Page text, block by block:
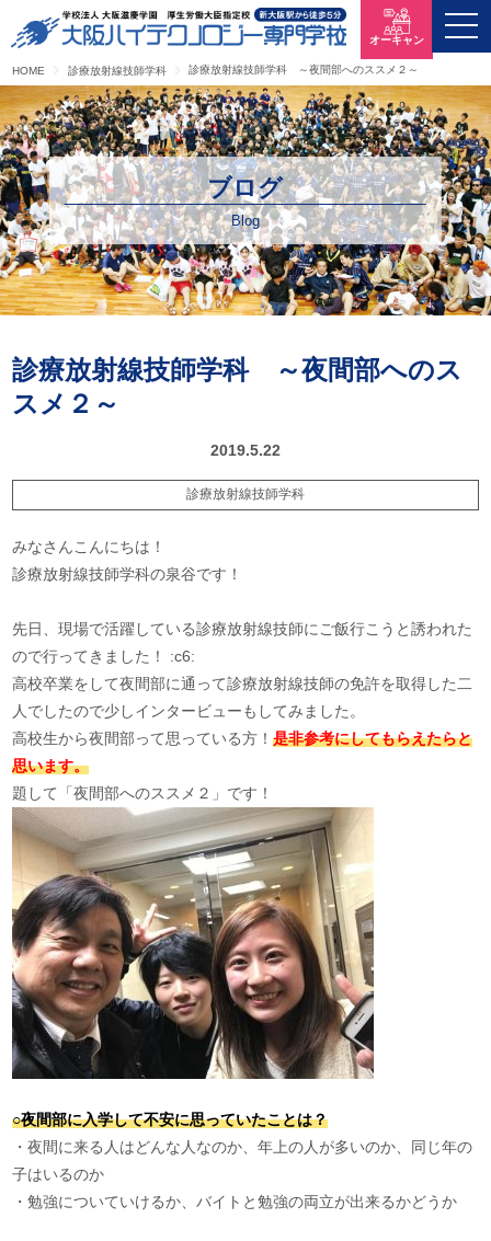
HOME 診療放射線技師学科 診療放射線技師学科 ～夜間部へのススメ２～
オーキャン
ブログ
Blog
診療放射線技師学科 ～夜間部へのス
スメ２～
2019.5.22
診療放射線技師学科
みなさんこんにちは！
診療放射線技師学科の泉谷です！
先日、現場で活躍している診療放射線技師にご飯行こうと誘われた
ので行ってきました！ :c6:
高校卒業をして夜間部に通って診療放射線技師の免許を取得した二
人でしたので少しインタービューもしてみました。
高校生から夜間部って思っている方！是非参考にしてもらえたらと
思います。
題して「夜間部へのススメ２」です！
○夜間部に入学して不安に思っていたことは？
・夜間に来る人はどんな人なのか、年上の人が多いのか、同じ年の
子はいるのか
・勉強についていけるか、バイトと勉強の両立が出来るかどうか